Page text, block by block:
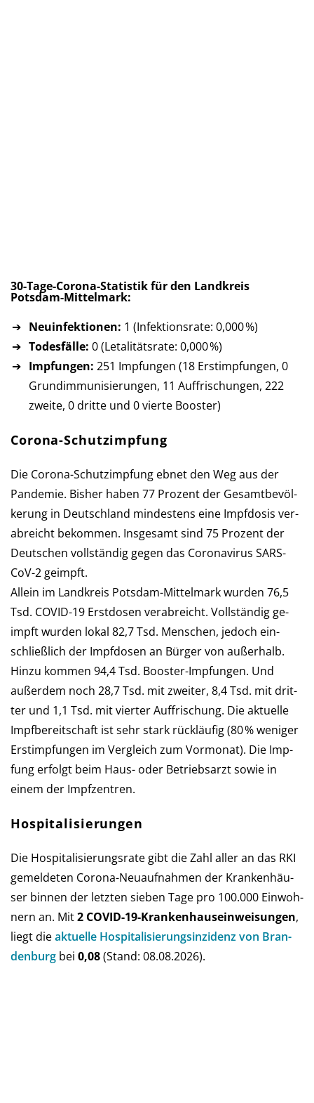
30-Tage-Corona-Statistik für den Landkreis
Potsdam-Mittelmark:
Neuinfektionen: 1 (Infektionsrate: 0,000 %)
Todesfälle: 0 (Letalitätsrate: 0,000 %)
Impfungen: 251 Impfungen (18 Erst­imp­fun­gen, 0
Grund­im­mu­ni­sie­run­gen, 11 Auf­fri­schun­gen, 222
zweite, 0 dritte und 0 vierte Booster)
Corona-Schutzimpfung
Die Corona-Schutzimpfung ebnet den Weg aus der
Pan­de­mie. Bis­her haben 77 Pro­zent der Ge­samt­be­völ­
ke­rung in Deutsch­land min­des­tens eine Impf­dosis ver­
ab­reicht be­kommen. Ins­ge­samt sind 75 Pro­zent der
Deutschen voll­stän­dig gegen das Corona­virus SARS-
CoV-2 geimpft.
Allein im Landkreis Potsdam-Mittelmark wur­den 76,5
Tsd. COVID-19 Erst­dosen verabreicht. Voll­stän­dig ge­
impft wurden lokal 82,7 Tsd. Men­schen, je­doch ein­
schließ­lich der Impf­do­sen an Bür­ger von außerhalb.
Hinzu kommen 94,4 Tsd. Booster-Impfungen. Und
außer­dem noch 28,7 Tsd. mit zwei­ter, 8,4 Tsd. mit drit­
ter und 1,1 Tsd. mit vier­ter Auf­frischung. Die aktu­elle
Impf­be­reit­schaft ist sehr stark rückläufig (80 % weni­ger
Erst­imp­fun­gen im Ver­gleich zum Vor­mo­nat). Die Imp­
fung er­folgt beim Haus- oder Betriebs­arzt so­wie in
einem der Impfzentren.
Hospitalisierungen
Die Hospitalisierungsrate gibt die Zahl aller an das RKI
ge­mel­de­ten Corona-Neu­auf­nah­men der Kran­ken­häu­
ser bin­nen der letz­ten sie­ben Tage pro 100.000 Ein­woh­
nern an. Mit2 COVID-19-Kranken­haus­ein­weisun­gen,
liegt dieaktu­elle Hos­pi­ta­li­sie­rungs­in­zi­denz von Bran­
den­burg bei 0,08(Stand: 08.08.2026).